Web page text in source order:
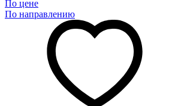
По цене
По направлению